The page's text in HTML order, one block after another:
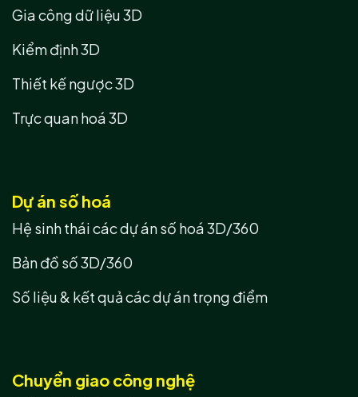
Gia công dữ liệu 3D
Kiểm định 3D
Thiết kế ngược 3D
Trực quan hoá 3D
Dự án số hoá
Hệ sinh thái các dự án số hoá 3D/360
Bản đồ số 3D/360
Số liệu & kết quả các dự án trọng điểm
Chuyển giao công nghệ